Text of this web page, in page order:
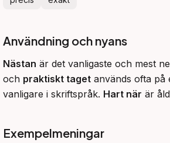
Användning och nyans
Nästan är det vanligaste och mest
och praktiskt taget används ofta på
vanligare i skriftspråk. Hart när är
Exempelmeningar